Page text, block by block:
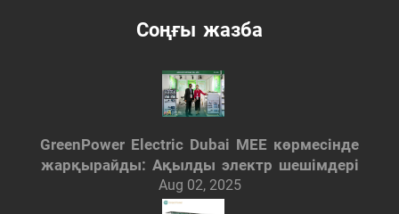
Соңғы жазба
GreenPower Electric Dubai MEE көрмесінде
жарқырайды: Ақылды электр шешімдері
Aug 02, 2025